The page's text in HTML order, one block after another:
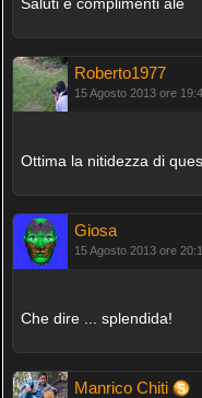
Roberto1977
15 Agosto 2013 ore
Ottima la nitidezza di
Giosa
15 Agosto 2013 ore
Che dire ... splendida!
Manrico Chiti